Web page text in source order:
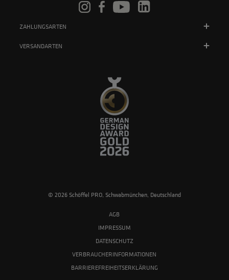
ZAHLUNGSARTEN
VERSANDARTEN
© 2026 Schöffel PRO, Schwabmünchen, Deutschland
AGB
IMPRESSUM
DATENSCHUTZ
VERBRAUCHERINFORMATIONEN
BARRIEREFREIHEITSERKLÄRUNG